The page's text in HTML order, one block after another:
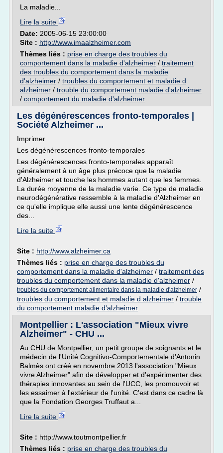
La maladie...
Lire la suite
Date: 2005-06-15 23:00:00
Site : http://www.imaalzheimer.com
Thèmes liés : prise en charge des troubles du
comportement dans la maladie d'alzheimer / traitement
des troubles du comportement dans la maladie
d'alzheimer / troubles du comportement et maladie d
alzheimer / trouble du comportement maladie d'alzheimer
/ comportement du maladie d'alzheimer
Les dégénérescences fronto-temporales |
Société Alzheimer ...
Imprimer
Les dégénérescences fronto-temporales
Les dégénérescences fronto-temporales apparaît
généralement à un âge plus précoce que la maladie
d'Alzheimer et touche les hommes autant que les femmes.
La durée moyenne de la maladie varie. Ce type de maladie
neurodégénérative ressemble à la maladie d'Alzheimer en
ce qu'elle implique elle aussi une lente dégénérescence
des...
Lire la suite
Site : http://www.alzheimer.ca
Thèmes liés : prise en charge des troubles du
comportement dans la maladie d'alzheimer / traitement des
troubles du comportement dans la maladie d'alzheimer /
troubles du comportement alimentaire dans la maladie d'alzheimer /
troubles du comportement et maladie d alzheimer / trouble
du comportement maladie d'alzheimer
Montpellier : L'association "Mieux vivre
Alzheimer" - CHU ...
Au CHU de Montpellier, un petit groupe de soignants et le
médecin de l'Unité Cognitivo-Comportementale d'Antonin
Balmès ont créé en novembre 2013 l'association "Mieux
vivre Alzheimer" afin de développer et d'expérimenter des
thérapies innovantes au sein de l'UCC, les promouvoir et
les essaimer à l'extérieur de l'unité. C'est dans ce cadre là
que la Fondation Georges Truffaut a...
Lire la suite
Site : http://www.toutmontpellier.fr
Thèmes liés : prise en charge des troubles du